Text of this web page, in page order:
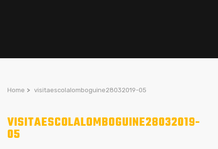
Home > visitaescolalomboguine28032019-05
VISITAESCOLALOMBOGUINE28032019-
05